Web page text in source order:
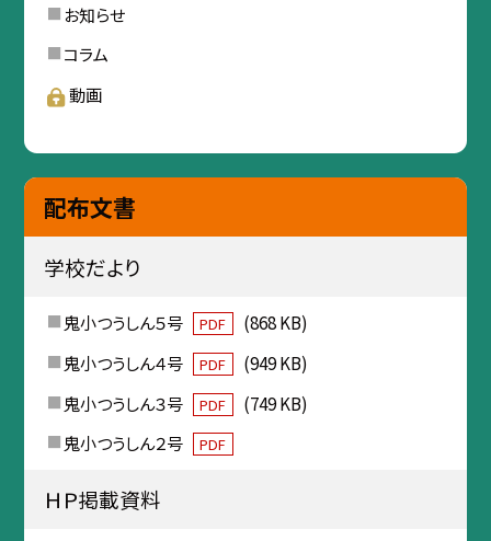
お知らせ
コラム
動画
配布文書
学校だより
鬼小つうしん５号 PDF
(868 KB)
鬼小つうしん４号
PDF
(949 KB)
鬼小つうしん３号
PDF
(749 KB)
鬼小つうしん２号
PDF
ＨＰ掲載資料